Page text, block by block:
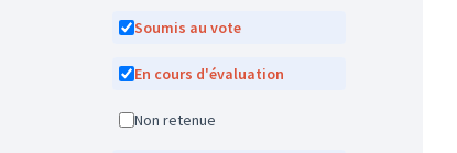
Soumis au vote
En cours d'évaluation
Non retenue